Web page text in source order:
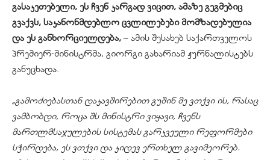
გასაკეთებელი, ეს ჩვენ კარგად ვიცით, ამაზე გეგმებიც
გვაქვს, საკანონმდებლო ცვლილებები მომზადებულია
და ეს განხორციელდება, – ამის შესახებ საქართველოს
პრემიერ-მინისტრმა, გიორგი გახარიამ ჟურნალისტებს
განუცხადა.
„გამოძიებასთან დაკავშირებით გუშინ მე ვთქვი ის, რასაც
ვამბობდი, როცა შს მინისტრი ვიყავი, ჩვენს
მართლმსაჯულების სისტემას გარკვეული რეფორმები
სჭირდება, ეს ვთქვი და კიდევ ერთხელ გავიმეორებ.